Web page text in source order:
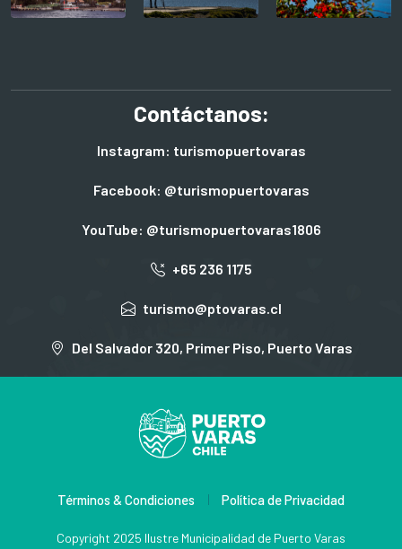
Contáctanos:
Instagram: turismopuertovaras
Facebook: @turismopuertovaras
YouTube: @turismopuertovaras1806
+65 236 1175
turismo@ptovaras.cl
Del Salvador 320, Primer Piso, Puerto Varas
Copyright 2025 Ilustre Municipalidad de Puerto Varas
Términos & Condiciones Política de Privacidad